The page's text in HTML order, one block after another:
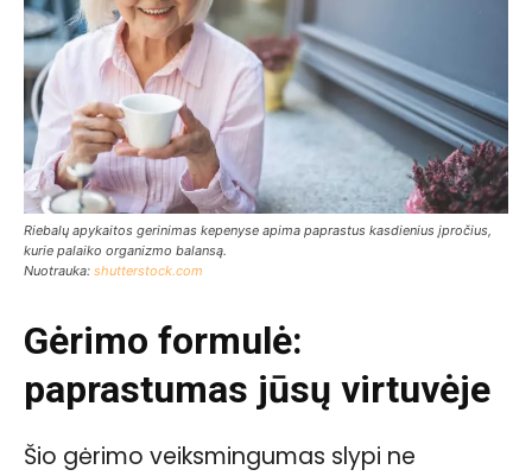
Riebalų apykaitos gerinimas kepenyse apima paprastus kasdienius įpročius,
kurie palaiko organizmo balansą.
Nuotrauka: shutterstock.com
Gėrimo formulė:
paprastumas jūsų virtuvėje
Šio gėrimo veiksmingumas slypi ne